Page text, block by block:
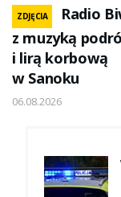
ZDJĘCIA
Radio
z muzyką
i lirą korbową
w Sanoku
06.08.2026